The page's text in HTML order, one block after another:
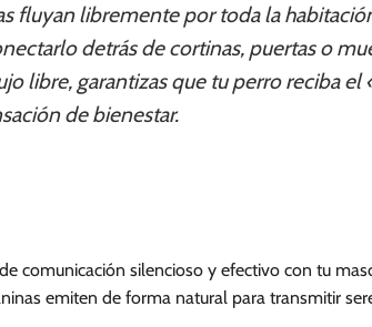
fluyan libremente por toda la
detrás de cortinas, puertas o
libre, garantizas que tu perro reciba el
de bienestar.
comunicación silencioso y efectivo con tu
emiten de forma natural para transmitir